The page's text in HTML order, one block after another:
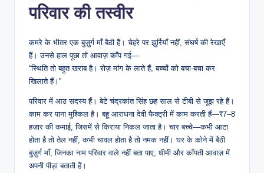
परिवार की तस्वीर
कमरे के भीतर एक बुज़ुर्ग माँ बैठी हैं। चेहरे पर झुर्रियाँ नहीं, संघर्ष की रेखाएँ
हैं। उनसे हाल पूछा तो आवाज़ काँप गई—
“स्थिति तो बहुत खराब है। रोज़ मांग के लाते हैं, बच्चों को बचा-बचा कर
खिलाते हैं।”
परिवार में आठ सदस्य हैं। बेटे चंद्रकांत सिंह छह साल से टीबी से जूझ रहे हैं।
काम कर पाना मुश्किल है। बहू आराधना देवी फैक्ट्री में काम करती हैं—₹7–8
हज़ार की कमाई, जिसमें से किराया निकल जाता है। चार बच्चे—कभी आटा
होता है तो तेल नहीं, कभी चावल होता है तो नमक नहीं। घर के कोने में बैठी
बुज़ुर्ग माँ, जिनका नाम परिवार वाले नहीं बता पाए, धीमी और काँपती आवाज़ में
अपनी पीड़ा बताती हैं।